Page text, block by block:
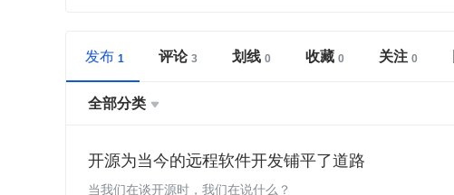
发布 评论 划线 收藏 关注
全部分类 
开源为当今的远程软件开发铺平了道路
当我们在谈开源时，我们在说什么？